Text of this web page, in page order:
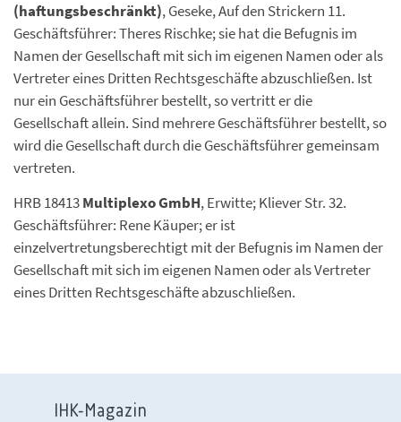
(haftungsbeschränkt), Geseke, Auf den Strickern 11.
Geschäftsführer: Theres Rischke; sie hat die Befugnis im
Namen der Gesellschaft mit sich im eigenen Namen oder als
Vertreter eines Dritten Rechtsgeschäfte abzuschließen. Ist
nur ein Geschäftsführer bestellt, so vertritt er die
Gesellschaft allein. Sind mehrere Geschäftsführer bestellt, so
wird die Gesellschaft durch die Geschäftsführer gemeinsam
vertreten.
HRB 18413Multiplexo GmbH, Erwitte; Kliever Str. 32.
Geschäftsführer: Rene Käuper; er ist
einzelvertretungsberechtigt mit der Befugnis im Namen der
Gesellschaft mit sich im eigenen Namen oder als Vertreter
eines Dritten Rechtsgeschäfte abzuschließen.
IHK-Magazin